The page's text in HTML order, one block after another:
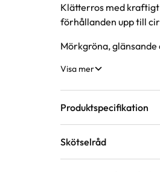
Klätterros med
förhållanden upp till
Mörkgröna,
Visa mer
Produktspecifikation
Krukstorlek
Skötselråd